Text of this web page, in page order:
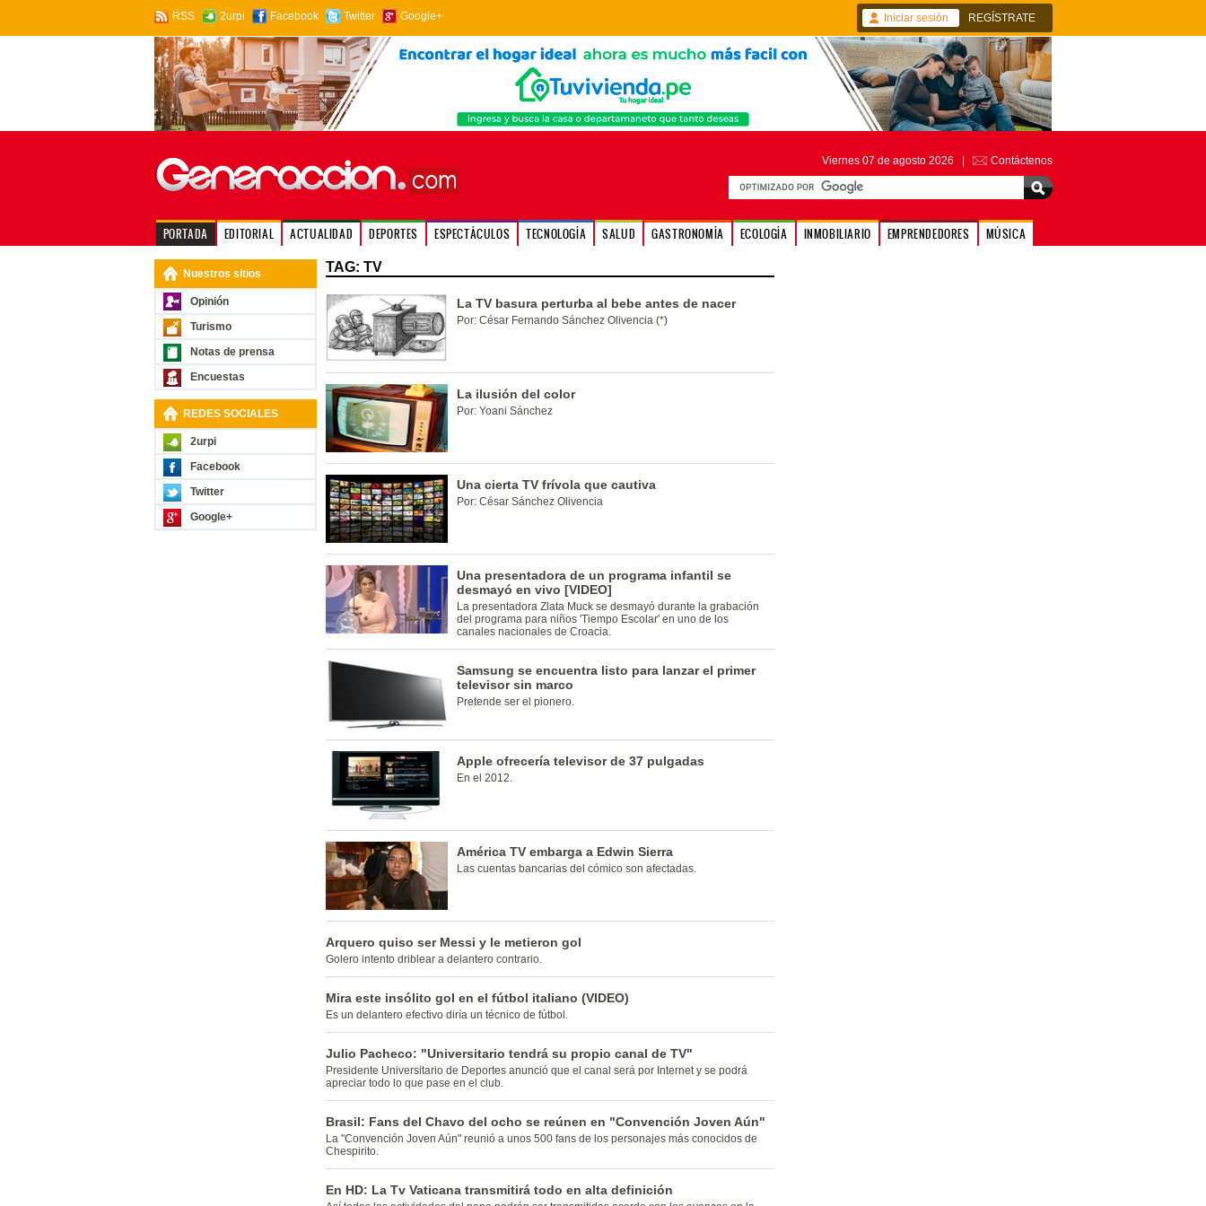
RSS 2urpi Facebook Twitter Google+ Iniciar sesión REGÍSTRATE
Viernes 07 de agosto 2026 | Contáctenos
PORTADA EDITORIAL ACTUALIDAD DEPORTES ESPECTÁCULOS TECNOLOGÍA SALUD GASTRONOMÍA ECOLOGÍA INMOBILIARIO EMPRENDEDORES MÚSICA
Nuestros sitios
Opinión
Turismo
Notas de prensa
Encuestas
REDES SOCIALES
2urpi
Facebook
Twitter
Google+
TAG: TV
La TV basura perturba al bebe antes de nacer
Por: César Fernando Sánchez Olivencia (*)
La ilusión del color
Por: Yoani Sánchez
Una cierta TV frívola que cautiva
Por: César Sánchez Olivencia
Una presentadora de un programa infantil se
desmayó en vivo [VIDEO]
La presentadora Zlata Muck se desmayó durante la grabación
del programa para niños 'Tiempo Escolar' en uno de los
canales nacionales de Croacia.
Samsung se encuentra listo para lanzar el primer
televisor sin marco
Pretende ser el pionero.
Apple ofrecería televisor de 37 pulgadas
En el 2012.
América TV embarga a Edwin Sierra
Las cuentas bancarias del cómico son afectadas.
Arquero quiso ser Messi y le metieron gol
Golero intento driblear a delantero contrario.
Mira este insólito gol en el fútbol italiano (VIDEO)
Es un delantero efectivo diría un técnico de fútbol.
Julio Pacheco: "Universitario tendrá su propio canal de TV"
Presidente Universitario de Deportes anunció que el canal será por Internet y se podrá
apreciar todo lo que pase en el club.
Brasil: Fans del Chavo del ocho se reúnen en "Convención Joven Aún"
La "Convención Joven Aún" reunió a unos 500 fans de los personajes más conocidos de
Chespirito.
En HD: La Tv Vaticana transmitirá todo en alta definición